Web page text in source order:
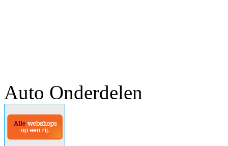
Auto Onderdelen